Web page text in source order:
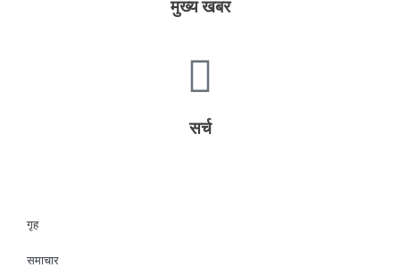
मुख्य खबर
सर्च
गृह
समाचार